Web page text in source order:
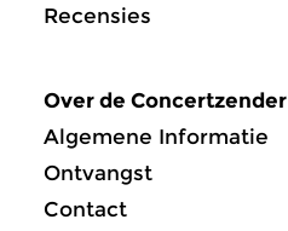
Recensies
Over de Concertzender
Algemene Informatie
Ontvangst
Contact